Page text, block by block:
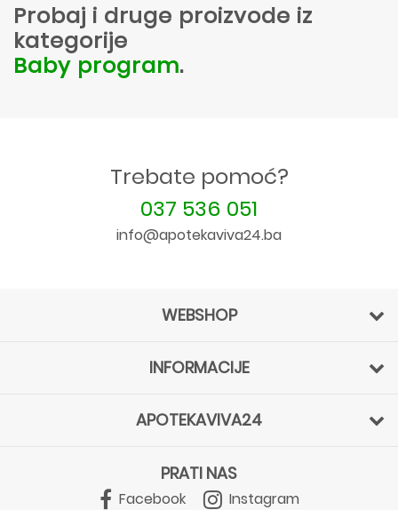
Probaj i druge proizvode iz
kategorije
Baby program.
Trebate pomoć?
037 536 051
info@apotekaviva24.ba
WEBSHOP
INFORMACIJE
APOTEKAVIVA24
PRATI NAS
Facebook Instagram